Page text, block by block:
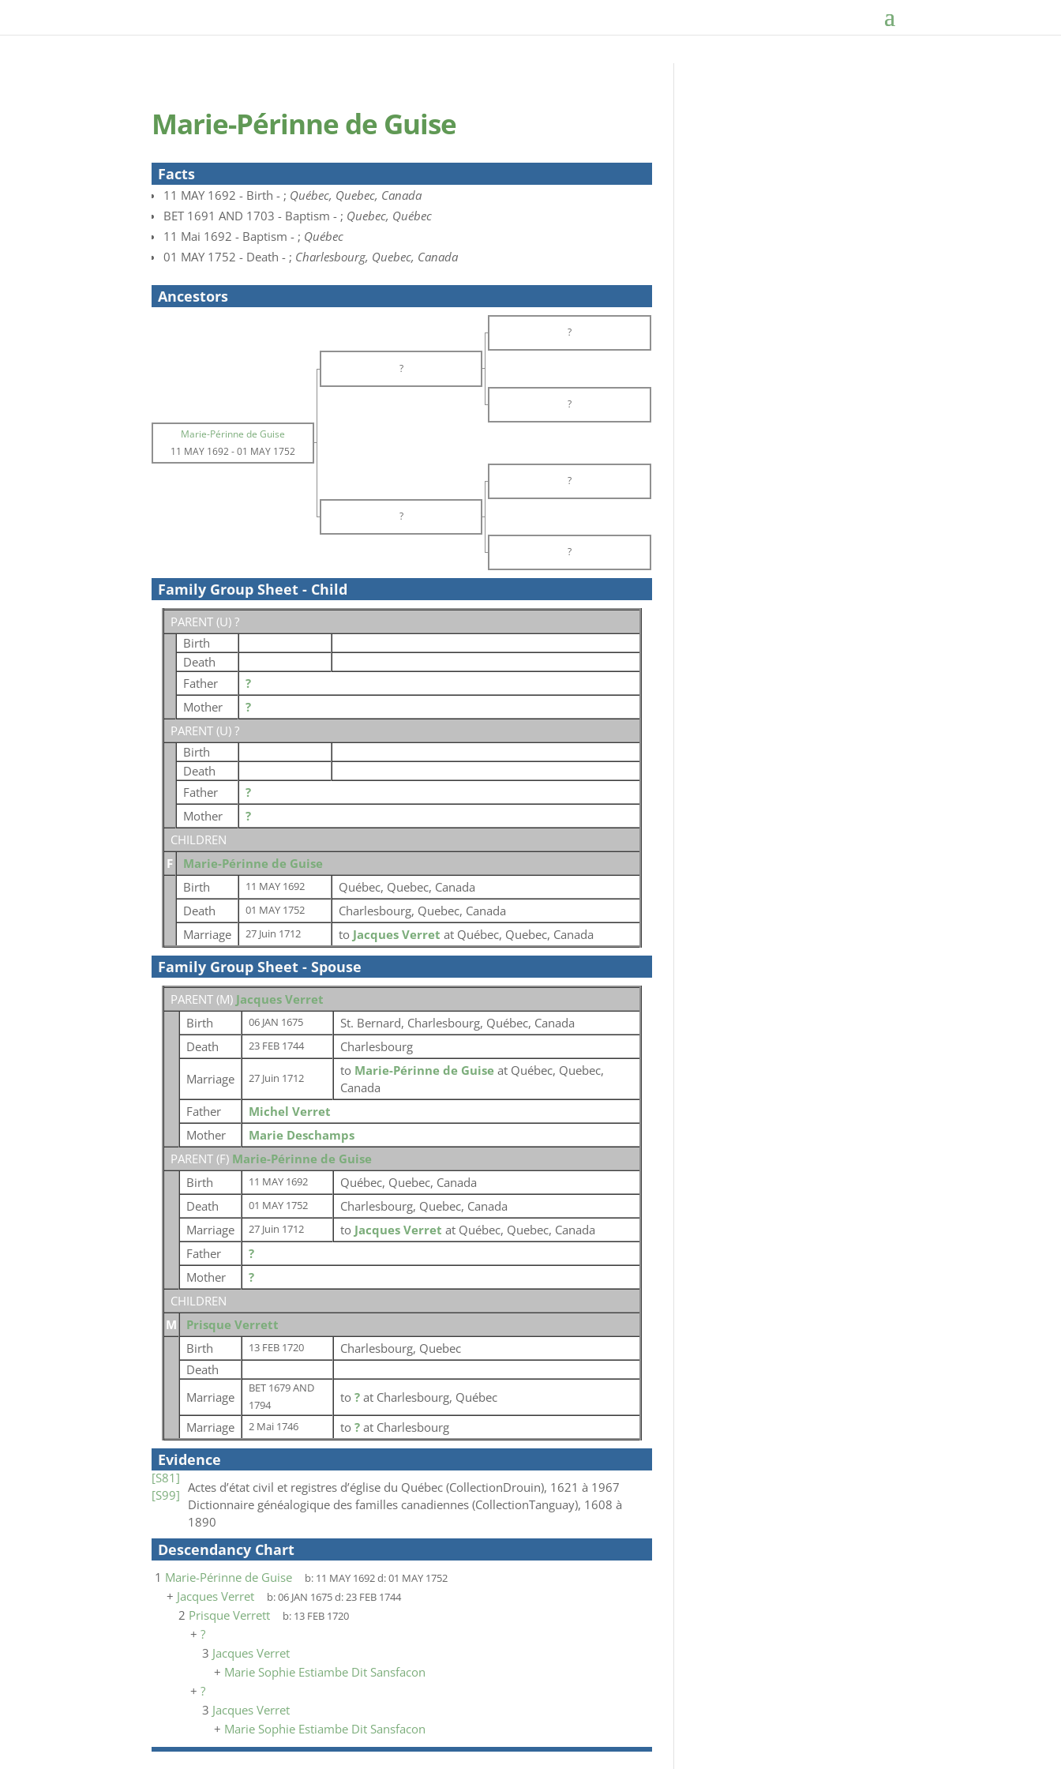
Marie-Périnne de Guise
Facts
11 MAY 1692 - Birth - ; Québec, Quebec, Canada
BET 1691 AND 1703 - Baptism - ; Quebec, Québec
11 Mai 1692 - Baptism - ; Québec
01 MAY 1752 - Death - ; Charlesbourg, Quebec, Canada
Ancestors
?
?
?
Marie-Périnne de Guise
11 MAY 1692-01 MAY 1752
?
?
?
Family Group Sheet - Child
PARENT (U) ?
Birth
Death
Father
?
Mother
?
PARENT (U) ?
Birth
Death
Father
?
Mother
?
CHILDREN
F
Marie-Périnne de Guise
Birth
11 MAY 1692
Québec, Quebec, Canada
Death
01 MAY 1752
Charlesbourg, Quebec, Canada
Marriage
27 Juin 1712 to Jacques Verret at Québec, Quebec, Canada
Family Group Sheet - Spouse
PARENT (M) Jacques Verret
Birth
06 JAN 1675
St. Bernard, Charlesbourg, Québec, Canada
Death
23 FEB 1744 Charlesbourg
Marriage 27 Juin 1712
to Marie-Périnne de Guise at Québec, Quebec,
Canada
Father
Michel Verret
Mother
Marie Deschamps
PARENT (F) Marie-Périnne de Guise
Birth
11 MAY 1692
Québec, Quebec, Canada
Death
01 MAY 1752
Charlesbourg, Quebec, Canada
Marriage
27 Juin 1712 to Jacques Verret at Québec, Quebec, Canada
Father
?
Mother
?
CHILDREN
M
Prisque Verrett
Birth
13 FEB 1720
Charlesbourg, Quebec
Death
Marriage
BET 1679 AND
1794
to ? at Charlesbourg, Québec
Marriage
2 Mai 1746 to ? at Charlesbourg
Evidence
[S81]
Actes d’état civil et registres d’église du Québec (CollectionDrouin), 1621 à 1967
[S99]
Dictionnaire généalogique des familles canadiennes (CollectionTanguay), 1608 à
1890
Descendancy Chart
1 Marie-Périnne de Guise b: 11 MAY 1692d:01 MAY 1752
+ Jacques Verret b:06 JAN 1675d:23 FEB 1744
2 Prisque Verrett b: 13 FEB 1720
+ ?
3 Jacques Verret
+ Marie Sophie Estiambe Dit Sansfacon
+ ?
3 Jacques Verret
+ Marie Sophie Estiambe Dit Sansfacon